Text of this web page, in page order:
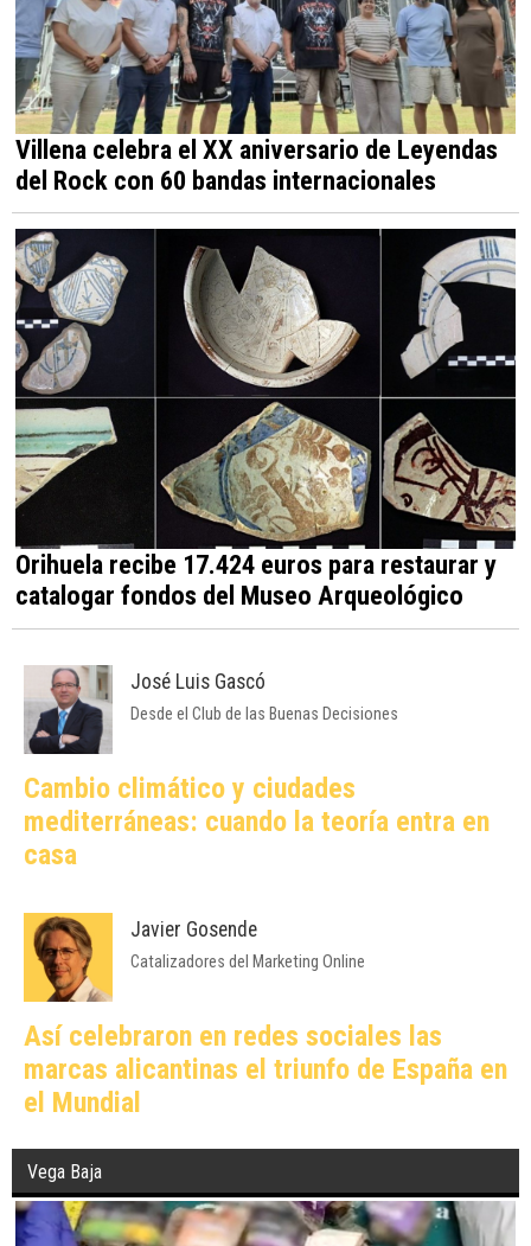
Villena celebra el XX aniversario de Leyendas
del Rock con 60 bandas internacionales
Orihuela recibe 17.424 euros para restaurar y
catalogar fondos del Museo Arqueológico
José Luis Gascó
Desde el Club de las Buenas Decisiones
Cambio climático y ciudades
mediterráneas: cuando la teoría entra en
casa
Javier Gosende
Catalizadores del Marketing Online
Así celebraron en redes sociales las
marcas alicantinas el triunfo de España en
el Mundial
Vega Baja